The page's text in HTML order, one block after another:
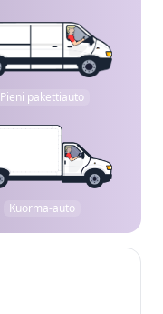
Pieni pakettiauto
Kuorma-auto